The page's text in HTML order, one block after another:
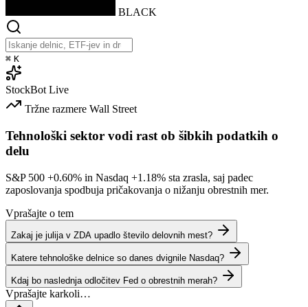
BLACK
⌘ K
StockBot Live
Tržne razmere Wall Street
Tehnološki sektor vodi rast ob šibkih podatkih o
delu
S&P 500 +0.60% in Nasdaq +1.18% sta zrasla, saj padec
zaposlovanja spodbuja pričakovanja o nižanju obrestnih mer.
Vprašajte o tem
Zakaj je julija v ZDA upadlo število delovnih mest?
Katere tehnološke delnice so danes dvignile Nasdaq?
Kdaj bo naslednja odločitev Fed o obrestnih merah?